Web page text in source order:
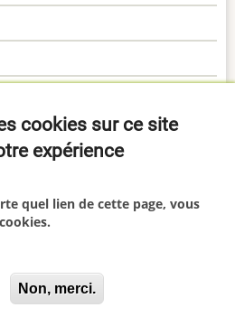
All rights reserved.
continuing to browse the site
use of cookies.
cookies sur ce site
expérience
quel lien de cette page, vous
Non, merci.